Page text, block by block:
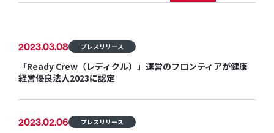
2023.03.08 プレスリリース
「Ready Crew（レディクル）」運営のフロンティアが健康
経営優良法人2023に認定
2023.02.06 プレスリリース